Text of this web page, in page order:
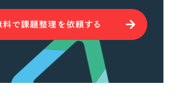
料で課題整理を依頼する